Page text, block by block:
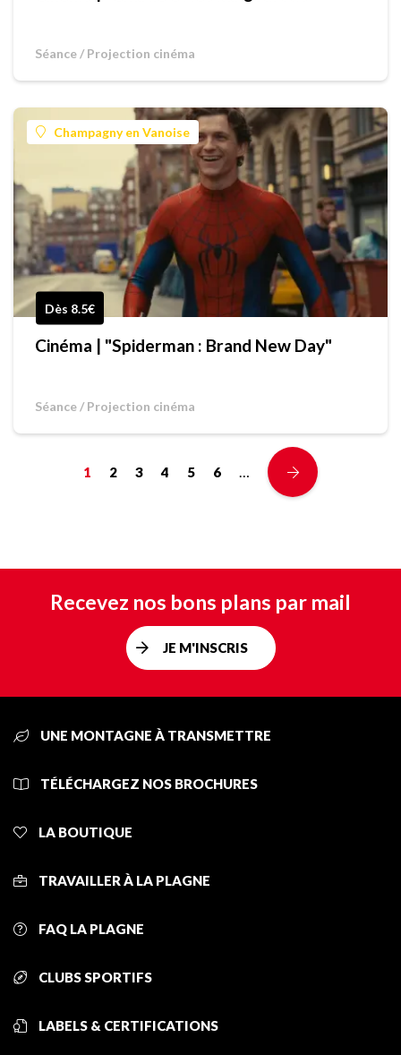
Séance / Projection cinéma
Champagny en Vanoise
Dès 8.5€
Cinéma | "Spiderman : Brand New Day"
Séance / Projection cinéma
1 2 3 4 5 6 …
Recevez nos bons plans par mail
JE M'INSCRIS
UNE MONTAGNE À TRANSMETTRE
TÉLÉCHARGEZ NOS BROCHURES
LA BOUTIQUE
TRAVAILLER À LA PLAGNE
FAQ LA PLAGNE
CLUBS SPORTIFS
LABELS & CERTIFICATIONS